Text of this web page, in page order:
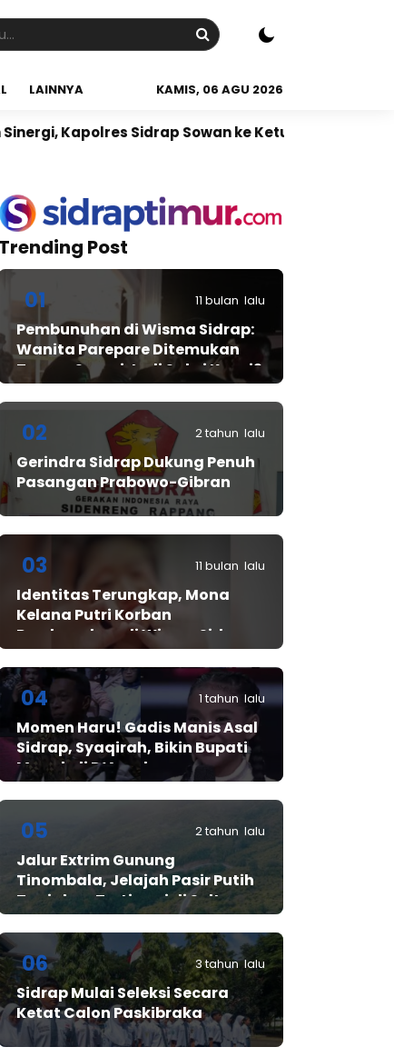
LAINNYA KAMIS, 06 AGU 2026
Sidrap Sowan ke Ketua NU Sidrap
Trending Post
01 11 bulan lalu
Pembunuhan di Wisma Sidrap:
Wanita Parepare Ditemukan
Tewas, Suami Jadi Saksi Kunci?
02 2 tahun lalu
Gerindra Sidrap Dukung Penuh
Pasangan Prabowo-Gibran
03 11 bulan lalu
Identitas Terungkap, Mona
Kelana Putri Korban
Pembunuhan di Wisma Sidrap
04 1 tahun lalu
Momen Haru! Gadis Manis Asal
Sidrap, Syaqirah, Bikin Bupati
Mewek di D’Academy​
05 2 tahun lalu
Jalur Extrim Gunung
Tinombala, Jelajah Pasir Putih
Tanjakan Tertinggi di Sulteng
06 3 tahun lalu
Sidrap Mulai Seleksi Secara
Ketat Calon Paskibraka